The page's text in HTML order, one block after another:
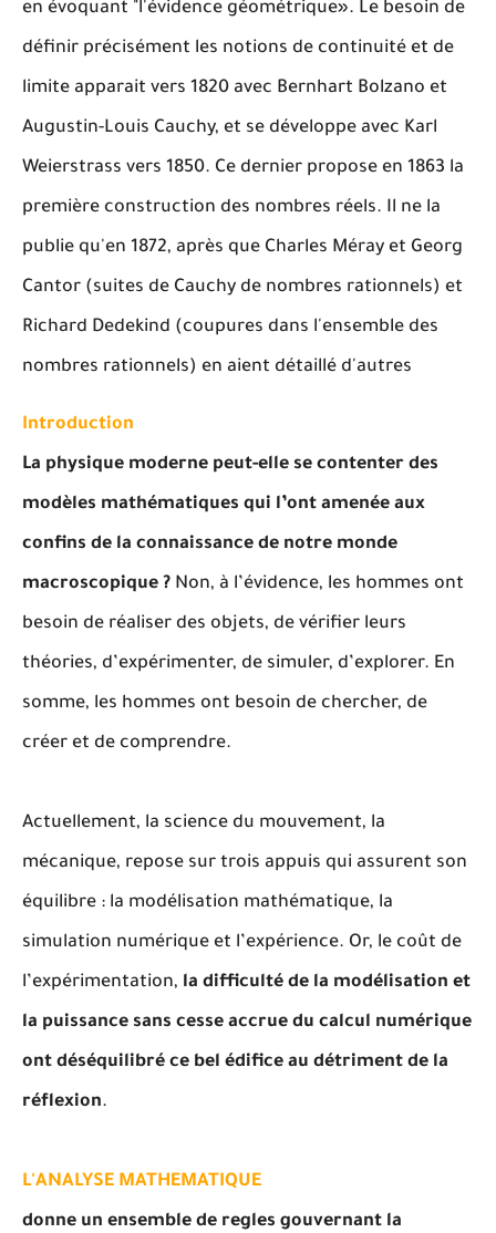
en évoquant "l'évidence géométrique». Le besoin de
définir précisément les notions de continuité et de
limite apparait vers 1820 avec Bernhart Bolzano et
Augustin-Louis Cauchy, et se développe avec Karl
Weierstrass vers 1850. Ce dernier propose en 1863 la
première construction des nombres réels. Il ne la
publie qu'en 1872, après que Charles Méray et Georg
Cantor (suites de Cauchy de nombres rationnels) et
Richard Dedekind (coupures dans l'ensemble des
nombres rationnels) en aient détaillé d'autres
Introduction
La physique moderne peut-elle se contenter des
modèles mathématiques qui l’ont amenée aux
confins de la connaissance de notre monde
macroscopique ? Non, à l’évidence, les hommes ont
besoin de réaliser des objets, de vérifier leurs
théories, d’expérimenter, de simuler, d’explorer. En
somme, les hommes ont besoin de chercher, de
créer et de comprendre.
Actuellement, la science du mouvement, la
mécanique, repose sur trois appuis qui assurent son
équilibre : la modélisation mathématique, la
simulation numérique et l’expérience. Or, le coût de
l’expérimentation, la difficulté de la modélisation et
la puissance sans cesse accrue du calcul numérique
ont déséquilibré ce bel édifice au détriment de la
réflexion.
L'ANALYSE MATHEMATIQUE
donne un ensemble de regles gouvernant la